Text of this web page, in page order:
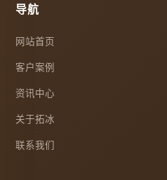
导航
网站首页
客户案例
资讯中心
关于拓冰
联系我们